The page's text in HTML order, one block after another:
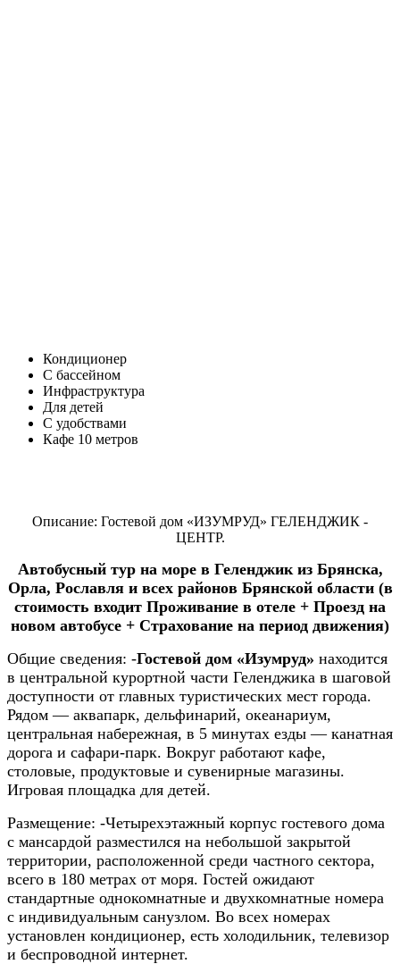
Кондиционер
С бассейном
Инфраструктура
Для детей
С удобствами
Кафе 10 метров
Описание: Гостевой дом «ИЗУМРУД» ГЕЛЕНДЖИК -
ЦЕНТР.
Автобусный тур на море в Геленджик из Брянска,
Орла, Рославля и всех районов Брянской области (в
стоимость входит Проживание в отеле + Проезд на
новом автобусе + Страхование на период движения)
Общие сведения: -Гостевой дом «Изумруд» находится
в центральной курортной части Геленджика в шаговой
доступности от главных туристических мест города.
Рядом — аквапарк, дельфинарий, океанариум,
центральная набережная, в 5 минутах езды — канатная
дорога и сафари-парк. Вокруг работают кафе,
столовые, продуктовые и сувенирные магазины.
Игровая площадка для детей.
Размещение: -Четырехэтажный корпус гостевого дома
с мансардой разместился на небольшой закрытой
территории, расположенной среди частного сектора,
всего в 180 метрах от моря. Гостей ожидают
стандартные однокомнатные и двухкомнатные номера
с индивидуальным санузлом. Во всех номерах
установлен кондиционер, есть холодильник, телевизор
и беспроводной интернет.